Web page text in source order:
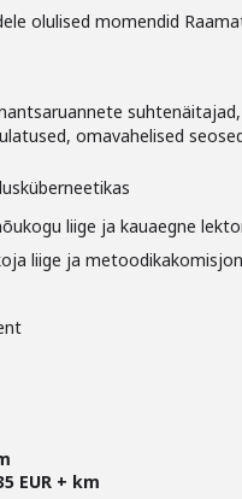
olulised momendid
omavahelised
liige ja kauaegne
liige ja
EUR + km